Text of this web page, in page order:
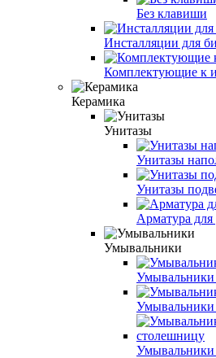
Без клавиши
Инсталляции для
Комплектующие к
Керамика
Унитазы
Унитазы
Унитазы
Арматура для
Умывальники
Умывальники
Умывальники